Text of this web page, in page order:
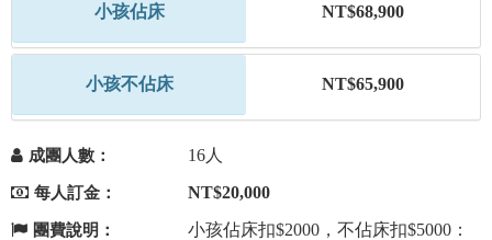
小孩佔床 NT$68,900
小孩不佔床 NT$65,900
成團人數： 16人
每人訂金： NT$20,000
團費說明：
小孩佔床扣$2000，不佔床扣$5000：